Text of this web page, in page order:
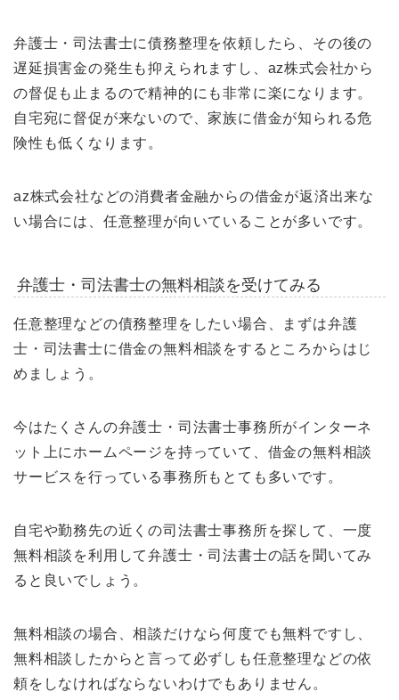
弁護士・司法書士に債務整理を依頼したら、その後の
遅延損害金の発生も抑えられますし、az株式会社から
の督促も止まるので精神的にも非常に楽になります。
自宅宛に督促が来ないので、家族に借金が知られる危
険性も低くなります。
az株式会社などの消費者金融からの借金が返済出来な
い場合には、任意整理が向いていることが多いです。
弁護士・司法書士の無料相談を受けてみる
任意整理などの債務整理をしたい場合、まずは弁護
士・司法書士に借金の無料相談をするところからはじ
めましょう。
今はたくさんの弁護士・司法書士事務所がインターネ
ット上にホームページを持っていて、借金の無料相談
サービスを行っている事務所もとても多いです。
自宅や勤務先の近くの司法書士事務所を探して、一度
無料相談を利用して弁護士・司法書士の話を聞いてみ
ると良いでしょう。
無料相談の場合、相談だけなら何度でも無料ですし、
無料相談したからと言って必ずしも任意整理などの依
頼をしなければならないわけでもありません。